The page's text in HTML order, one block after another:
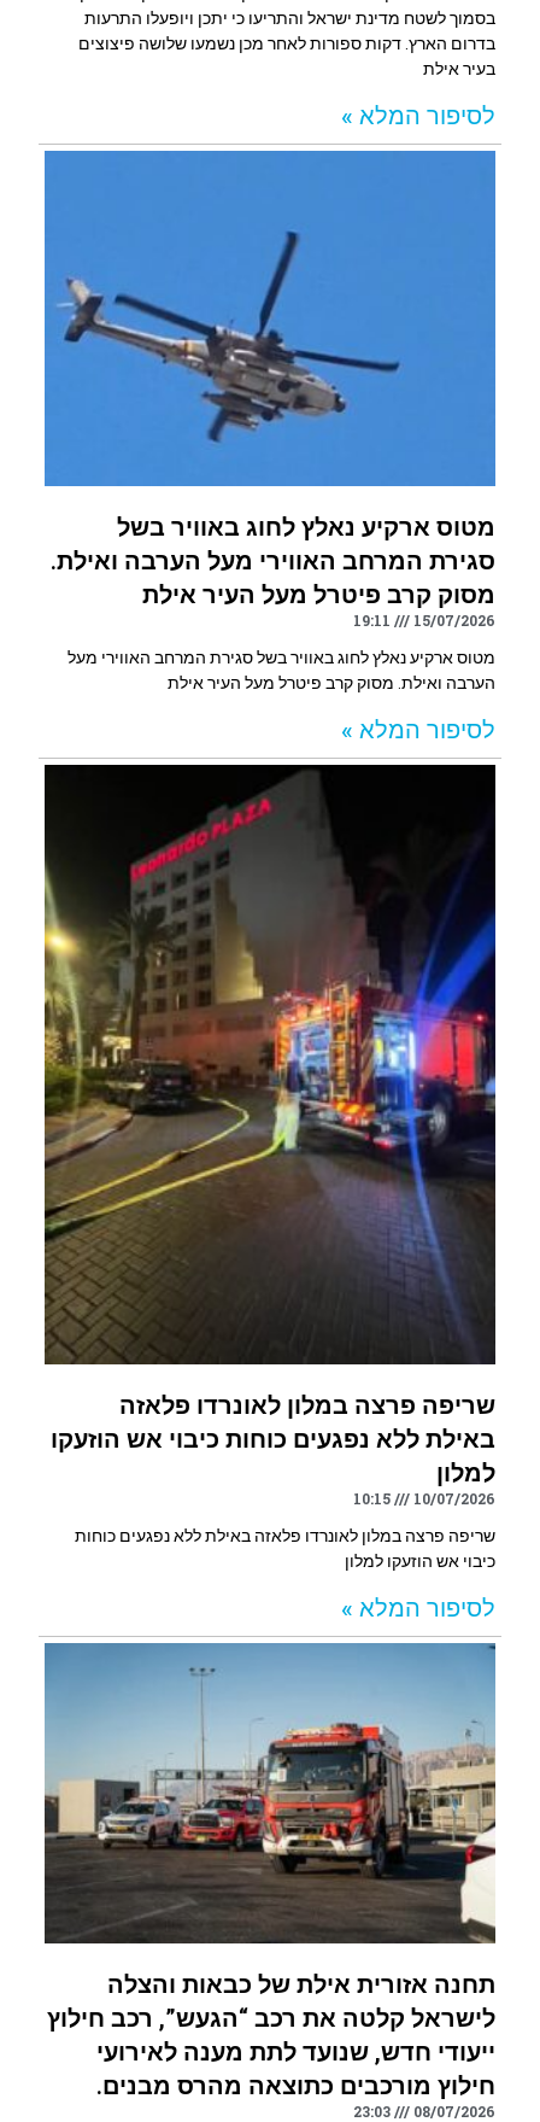
בסמוך לשטח מדינת ישראל והתריעו כי יתכן ויופעלו התרעות
בדרום הארץ. דקות ספורות לאחר מכן נשמעו שלושה פיצוצים
בעיר אילת
לסיפור המלא »
מטוס ארקיע נאלץ לחוג באוויר בשל
סגירת המרחב האווירי מעל הערבה ואילת.
מסוק קרב פיטרל מעל העיר אילת
15/07/2026
מטוס ארקיע נאלץ לחוג באוויר בשל סגירת המרחב האווירי מעל
הערבה ואילת. מסוק קרב פיטרל מעל העיר אילת
לסיפור המלא »
שריפה פרצה במלון לאונרדו פלאזה
באילת ללא נפגעים כוחות כיבוי אש הוזעקו
למלון
10/07/2026
10:15
שריפה פרצה במלון לאונרדו פלאזה באילת ללא נפגעים כוחות
כיבוי אש הוזעקו למלון
לסיפור המלא »
תחנה אזורית אילת של כבאות והצלה
לישראל קלטה את רכב “הגעש”, רכב חילוץ
ייעודי חדש, שנועד לתת מענה לאירועי
חילוץ מורכבים כתוצאה מהרס מבנים.
08/07/2026
23:03